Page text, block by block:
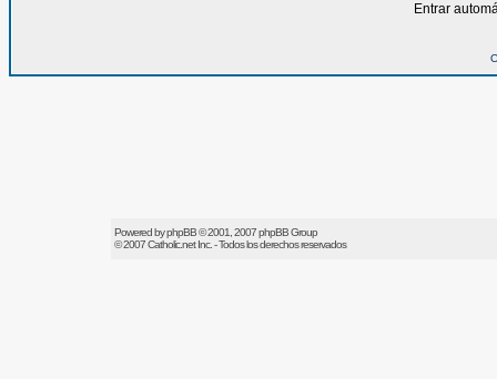
Entrar
Powered byphpBB© 2001, 2007 phpBB Group
© 2007Catholic.netInc. - Todos los derechos reservados